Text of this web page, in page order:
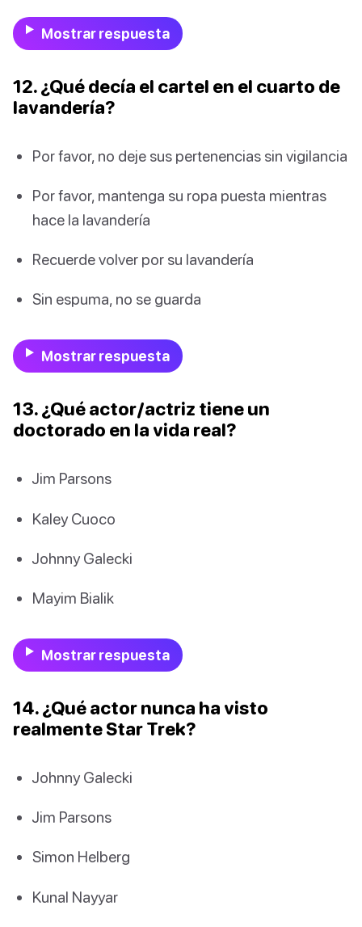
Mostrar respuesta
12. ¿Qué decía el cartel en el cuarto de
lavandería?
Por favor, no deje sus pertenencias sin vigilancia
Por favor, mantenga su ropa puesta mientras
hace la lavandería
Recuerde volver por su lavandería
Sin espuma, no se guarda
Mostrar respuesta
13. ¿Qué actor/actriz tiene un
doctorado en la vida real?
Jim Parsons
Kaley Cuoco
Johnny Galecki
Mayim Bialik
Mostrar respuesta
14. ¿Qué actor nunca ha visto
realmente Star Trek?
Johnny Galecki
Jim Parsons
Simon Helberg
Kunal Nayyar